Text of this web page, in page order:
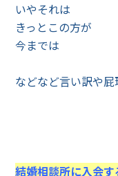
いやそれは
きっとこの方が
今までは
などなど言い訳や
結婚相談所に入会す